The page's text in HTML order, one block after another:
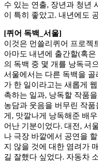
수 있는 연출, 장년과 청년
이 특히 좋았고. 내년에도
[퀴어 독백_서울]
이것은 먼쓸리퀴어 프로젝
아마도 내년에 출간할(혹
의 독백 중 몇 개를 낭독극
서울에서는 다른 독백을
가 한 일이라고는 새롭게
촉하는 일과, 낭독할 작품
농담과 웃음을 버무린 작품
게, 맛깔나게 낭독해준 배
어난 기분이었다. 대전, 서
나 극장 바깥에서 공연을
지 않을 것에 대한 염려가
길 잘했다 싶었다. 자동차